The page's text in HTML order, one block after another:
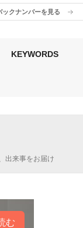
ックナンバーを見る
KEYWORDS
出来事をお届け
む